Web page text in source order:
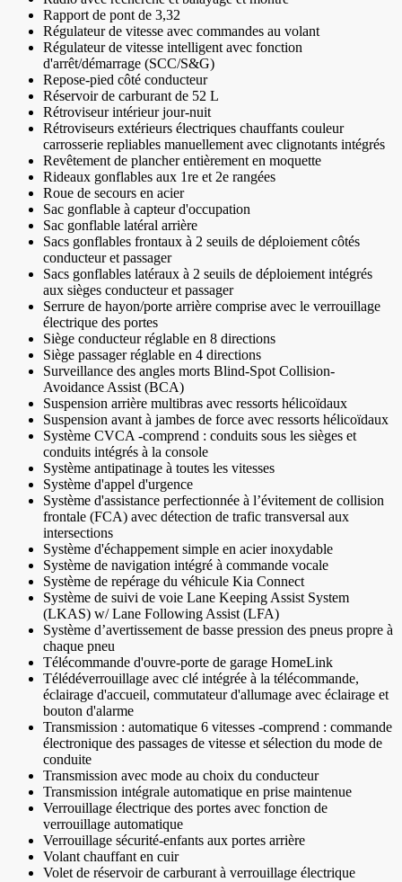
Rapport de pont de 3,32
Régulateur de vitesse avec commandes au volant
Régulateur de vitesse intelligent avec fonction
d'arrêt/démarrage (SCC/S&G)
Repose-pied côté conducteur
Réservoir de carburant de 52 L
Rétroviseur intérieur jour-nuit
Rétroviseurs extérieurs électriques chauffants couleur
carrosserie repliables manuellement avec clignotants intégrés
Revêtement de plancher entièrement en moquette
Rideaux gonflables aux 1re et 2e rangées
Roue de secours en acier
Sac gonflable à capteur d'occupation
Sac gonflable latéral arrière
Sacs gonflables frontaux à 2 seuils de déploiement côtés
conducteur et passager
Sacs gonflables latéraux à 2 seuils de déploiement intégrés
aux sièges conducteur et passager
Serrure de hayon/porte arrière comprise avec le verrouillage
électrique des portes
Siège conducteur réglable en 8 directions
Siège passager réglable en 4 directions
Surveillance des angles morts Blind-Spot Collision-
Avoidance Assist (BCA)
Suspension arrière multibras avec ressorts hélicoïdaux
Suspension avant à jambes de force avec ressorts hélicoïdaux
Système CVCA -comprend : conduits sous les sièges et
conduits intégrés à la console
Système antipatinage à toutes les vitesses
Système d'appel d'urgence
Système d'assistance perfectionnée à l’évitement de collision
frontale (FCA) avec détection de trafic transversal aux
intersections
Système d'échappement simple en acier inoxydable
Système de navigation intégré à commande vocale
Système de repérage du véhicule Kia Connect
Système de suivi de voie Lane Keeping Assist System
(LKAS) w/ Lane Following Assist (LFA)
Système d’avertissement de basse pression des pneus propre à
chaque pneu
Télécommande d'ouvre-porte de garage HomeLink
Télédéverrouillage avec clé intégrée à la télécommande,
éclairage d'accueil, commutateur d'allumage avec éclairage et
bouton d'alarme
Transmission : automatique 6 vitesses -comprend : commande
électronique des passages de vitesse et sélection du mode de
conduite
Transmission avec mode au choix du conducteur
Transmission intégrale automatique en prise maintenue
Verrouillage électrique des portes avec fonction de
verrouillage automatique
Verrouillage sécurité-enfants aux portes arrière
Volant chauffant en cuir
Volet de réservoir de carburant à verrouillage électrique